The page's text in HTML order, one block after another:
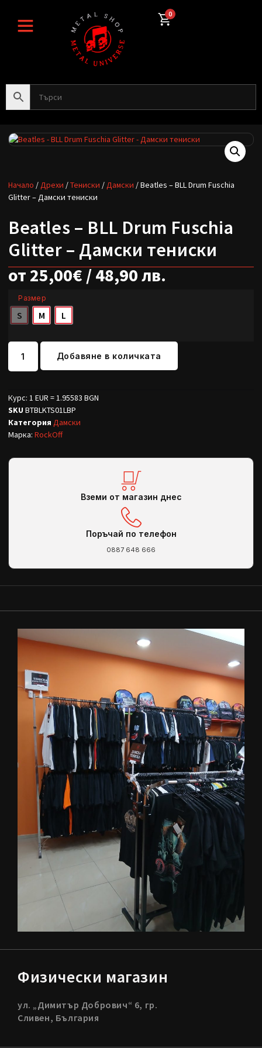
0
Начало /Дрехи /Тениски /Дамски / Beatles – BLL Drum Fuschia
Glitter – Дамски тениски
Beatles – BLL Drum Fuschia
Glitter – Дамски тениски
от25,00€/ 48,90 лв.
Размер
S M L
Добавяне в количката
Курс: 1 EUR = 1.95583 BGN
SKU BTBLKTS01LBP
Категория Дамски
Марка: RockOff
Вземи от магазин днес
Поръчай по телефон
0887 648 666
Физически магазин
ул. „Димитър Добрович“ 6, гр.
Сливен, България